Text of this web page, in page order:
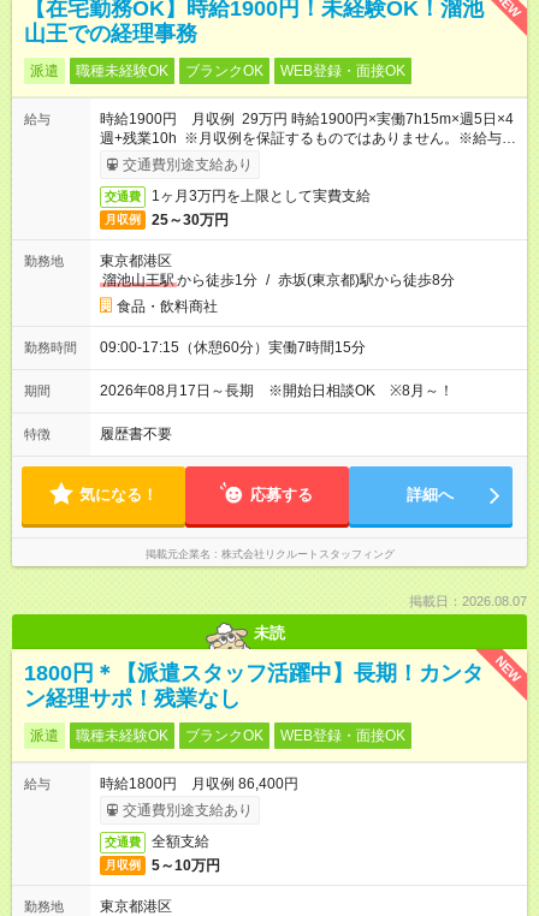
【在宅勤務OK】時給1900円！未経験OK！溜池
山王での経理事務
派遣 職種未経験OK ブランクOK WEB登録・面接OK
給与
時給1900円 月収例 29万円 時給1900円×実働7h15m×週5日×4
週+残業10h ※月収例を保証するものではありません。※給与即
受取りサービス利用可（利用条件有）
交通費別途支給あり
交通費 1ヶ月3万円を上限として実費支給
月収例 25～30万円
勤務地
東京都港区
溜池山王駅から徒歩1分 / 赤坂(東京都)駅から徒歩8分
食品・飲料商社
勤務時間 09:00-17:15（休憩60分）実働7時間15分
期間 2026年08月17日～長期 ※開始日相談OK ※8月～！
特徴 履歴書不要
気になる！ 応募する 詳細へ
掲載元企業名 株式会社リクルートスタッフィング
掲載日：2026.08.07
未読
NEW
1800円＊【派遣スタッフ活躍中】長期！カンタ
ン経理サポ！残業なし
派遣 職種未経験OK ブランクOK WEB登録・面接OK
給与
時給1800円 月収例 86,400円
交通費別途支給あり
交通費 全額支給
月収例 5～10万円
勤務地
東京都港区